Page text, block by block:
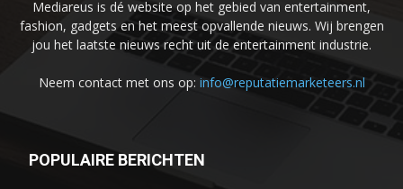
Mediareus is dé website op het gebied van entertainment,
fashion, gadgets en het meest opvallende nieuws. Wij brengen
jou het laatste nieuws recht uit de entertainment industrie.
Neem contact met ons op: info@reputatiemarketeers.nl
POPULAIRE BERICHTEN